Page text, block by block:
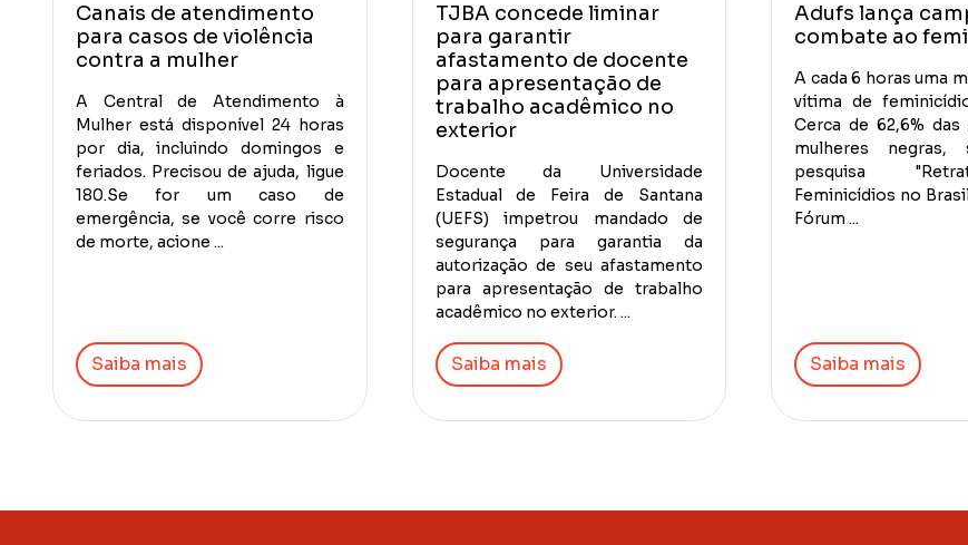
Canais de atendimento
para casos de violência
contra a mulher
A Central de Atendimento à
Mulher está disponível 24 horas
por dia, incluindo domingos e
feriados. Precisou de ajuda, ligue
180.Se for um caso de
emergência, se você corre risco
de morte, acione ...
Saiba mais
TJBA concede liminar
para garantir
afastamento de docente
para apresentação de
trabalho acadêmico no
exterior
Docente da Universidade
Estadual de Feira de Santana
(UEFS) impetrou mandado de
segurança para garantia da
autorização de seu afastamento
para apresentação de trabalho
acadêmico no exterior. ...
Saiba mais
Adufs lança
combate ao
A cada 6 horas uma
vítima de
Cerca de 62,6%
mulheres negras,
pesquisa
Feminicídios no
Fórum ...
Saiba mais